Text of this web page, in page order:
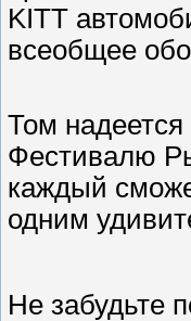
KITT
всеобщее
Том
Фестивалю
каждый
одним
Не забудьте